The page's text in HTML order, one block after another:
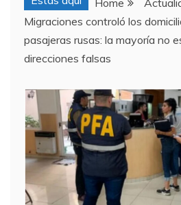
Home
Migraciones controló los
pasajeras rusas: la mayoría no
direcciones falsas